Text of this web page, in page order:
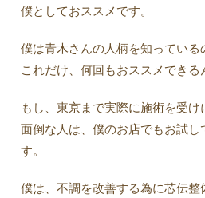
僕としておススメです。
僕は青木さんの人柄を知っている
これだけ、何回もおススメできる
もし、東京まで実際に施術を受け
面倒な人は、僕のお店でもお試し
す。
僕は、不調を改善する為に芯伝整